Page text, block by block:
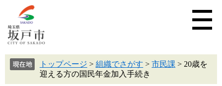
トップページ > 組織でさがす > 市民課 > 20歳を
迎える方の国民年金加入手続き